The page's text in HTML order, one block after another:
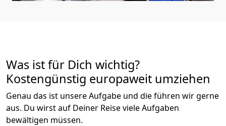
Was ist für Dich wichtig?
Kostengünstig europaweit umziehen
Genau das ist unsere Aufgabe und die führen wir gerne
aus. Du wirst auf Deiner Reise viele Aufgaben
bewältigen müssen.